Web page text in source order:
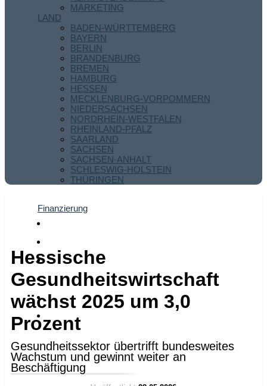
MARKETING
LAND
BADEN-WÜRTTEMBERG
BAYERN
BERLIN
BRANDENBURG
BREMEN
HAMBURG
HESSEN
MECKLENBURG-VORPOMMERN
NIEDERSACHSEN
NORDRHEIN-WESTFALEN
RHEINLAND-PFALZ
SAARLAND
SACHSEN
SACHSEN-ANHALT
SCHLESWIG-HOLSTEIN
THÜRINGEN
Finanzierung
Hessische
Gesundheitswirtschaft
wächst 2025 um 3,0
Prozent
Gesundheitssektor übertrifft bundesweites
Wachstum und gewinnt weiter an
Beschäftigung